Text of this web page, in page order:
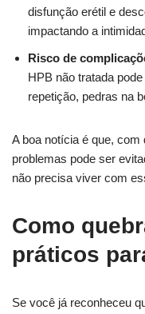
disfunção erétil e
impactando a
Risco de
HPB não tratada
repetição, pedras na
A boa notícia é que,
problemas pode ser
não precisa viver com
Como
práticos
Se você já reconheceu